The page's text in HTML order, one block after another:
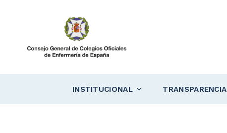
INSTITUCIONAL TRANSPARENCIA